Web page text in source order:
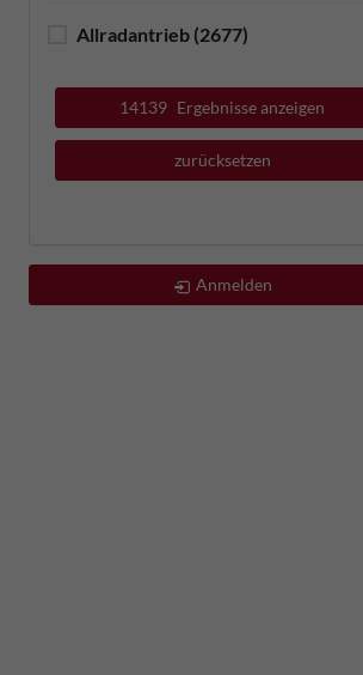
Allradantrieb (2677)
14139 Ergebnisse anzeigen
zurücksetzen
Anmelden